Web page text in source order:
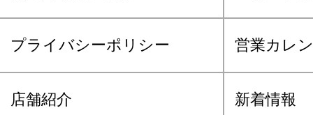
プライバシーポリシー 営業カレ
店舗紹介 新着情報